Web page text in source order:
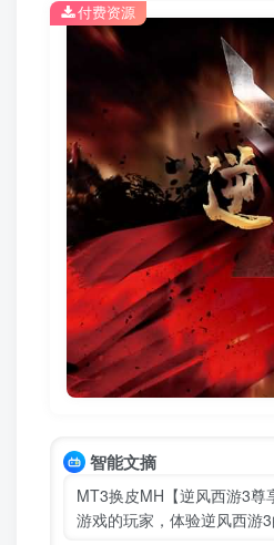
付费资源
智能文摘
MT3换皮MH【逆风西游3
游戏的玩家，体验逆风西游3